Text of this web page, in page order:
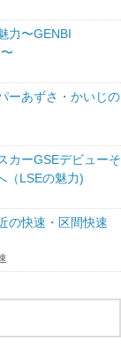
力〜GENBI
ーあずさ・かいじの
カーGSEデビューそ
（LSEの魅力)
快速・区間快速